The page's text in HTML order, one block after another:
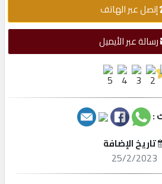
إتصل عبر الهاتف
رسالة عبر الأيميل
:
تاريخ الإضافة
25/2/2023